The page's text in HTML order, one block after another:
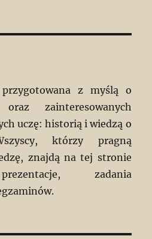
z myślą o
zainteresowanych
uczę: historią i wiedzą o
którzy pragną
znajdą na tej stronie
zadania